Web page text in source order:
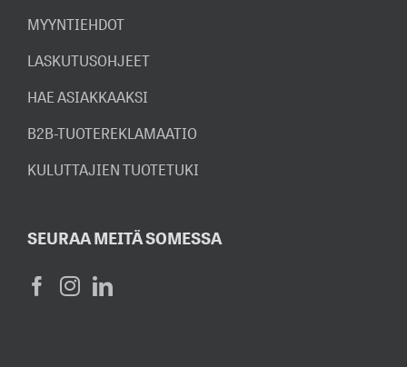
MYYNTIEHDOT
LASKUTUSOHJEET
HAE ASIAKKAAKSI
B2B-TUOTEREKLAMAATIO
KULUTTAJIEN TUOTETUKI
SEURAA MEITÄ SOMESSA